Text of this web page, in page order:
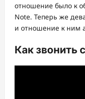
отношение было к
Note. Теперь же
и отношение к ним
Как звонить